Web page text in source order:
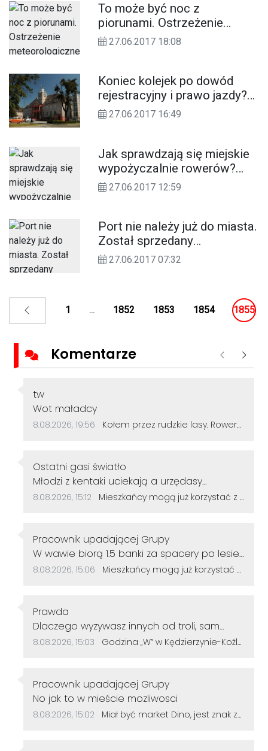
To może być noc z
piorunami. Ostrzeżenie
meteorologiczne dla
27.06.2017 18:08
Koniec kolejek po dowód
rejestracyjny i prawo jazdy?
Starostwo chce wprowadzić
27.06.2017 16:49
Jak sprawdzają się miejskie
wypożyczalnie rowerów?
Znamy pierwszą statystykę
27.06.2017 12:59
Port nie należy już do miasta.
Został sprzedany
inwestorowi. Kwota
27.06.2017 07:32
1 ... 1852 1853 1854 1855
Komentarze Poprzednie
Autor komentarza:
tw
Treść komentarza:
Wot maładcy
Data dodania komentarza:
8.08.2026, 19:56 Źródło komentarza:
Kołem przez rudzkie lasy. Rowerzyści z Kędzierzyna-Koźla pokonali 50 kilometrów
Autor komentarza:
Ostatni gasi światło
Treść komentarza:
Młodzi z kentaki uciekają a urzędasy
otwierają alejki nic nieznaczące dla rozwoju
Data dodania komentarza:
8.08.2026, 15:12 Źródło komentarza:
Mieszkańcy mogą już korzystać z powiększonego parku w Śródmieściu. Są nowe alejki i ławki
Autor komentarza:
Pracownik upadającej Grupy
Treść komentarza:
W wawie biorą 1.5 banki za spacery po lesie
u nas ile
Data dodania komentarza:
8.08.2026, 15:06 Źródło komentarza:
Mieszkańcy mogą już korzystać z powiększonego parku w Śródmieściu. Są nowe alejki i ławki
Autor komentarza:
Prawda
Treść komentarza:
Dlaczego wyzywasz innych od troli, sam
jesteś tępy. Życzę więcej rozumu.
Data dodania komentarza:
8.08.2026, 15:03 Źródło komentarza:
Godzina „W” w Kędzierzynie-Koźlu. Mieszkańcy uczcili pamięć powstańców warszawskich
Autor komentarza:
Pracownik upadającej Grupy
Treść komentarza:
No jak to w mieście mozliwosci
Data dodania komentarza:
8.08.2026, 15:02 Źródło komentarza:
Miał być market Dino, jest znak zapytania. Przetarg na działkę przy szkole zakończył się bez ofert